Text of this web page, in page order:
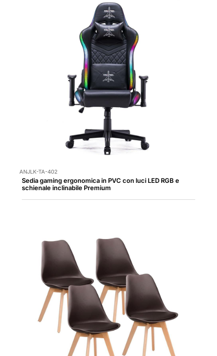
ANJLK-TA-402
Sedia gaming ergonomica in PVC con luci LED RGB e
schienale inclinabile Premium